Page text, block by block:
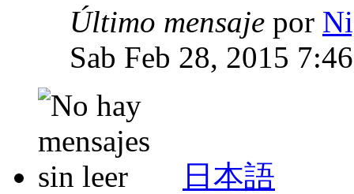
Último mensaje por
Sab Feb 28, 2015
日本語